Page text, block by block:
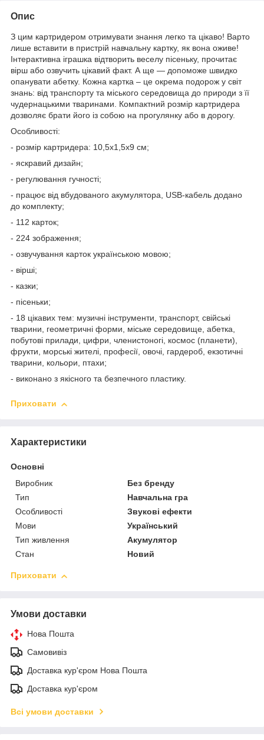
Опис
З цим картридером отримувати знання легко та цікаво! Варто
лише вставити в пристрій навчальну картку, як вона оживе!
Інтерактивна іграшка відтворить веселу пісеньку, прочитає
вірш або озвучить цікавий факт. А ще — допоможе швидко
опанувати абетку. Кожна картка – це окрема подорож у світ
знань: від транспорту та міського середовища до природи з її
чудернацькими тваринами. Компактний розмір картридера
дозволяє брати його із собою на прогулянку або в дорогу.
Особливості:
- розмір картридера: 10,5х1,5х9 см;
- яскравий дизайн;
- регулювання гучності;
- працює від вбудованого акумулятора, USB-кабель додано
до комплекту;
- 112 карток;
- 224 зображення;
- озвучування карток українською мовою;
- вірші;
- казки;
- пісеньки;
- 18 цікавих тем: музичні інструменти, транспорт, свійські
тварини, геометричні форми, міське середовище, абетка,
побутові прилади, цифри, членистоногі, космос (планети),
фрукти, морські жителі, професії, овочі, гардероб, екзотичні
тварини, кольори, птахи;
- виконано з якісного та безпечного пластику.
Приховати
Характеристики
Основні
Виробник
Без бренду
Тип
Навчальна гра
Особливості
Звукові ефекти
Мови
Український
Тип живлення
Акумулятор
Стан
Новий
Приховати
Умови доставки
Нова Пошта
Самовивіз
Доставка кур'єром Нова Пошта
Доставка кур'єром
Всі умови доставки